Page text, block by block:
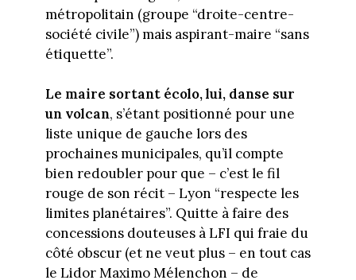
métropolitain (groupe “droite-centre-
société civile”) mais aspirant-maire “sans
étiquette”.
Le maire sortant écolo, lui, danse sur
un volcan, s’étant positionné pour une
liste unique de gauche lors des
prochaines municipales, qu’il compte
bien redoubler pour que – c’est le fil
rouge de son récit – Lyon “respecte les
limites planétaires”. Quitte à faire des
concessions douteuses à LFI qui fraie du
côté obscur (et ne veut plus – en tout cas
le Lidor Maximo Mélenchon – de